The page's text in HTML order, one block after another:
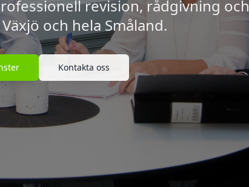
revision, rådgivning och
och hela Småland.
Kontakta oss